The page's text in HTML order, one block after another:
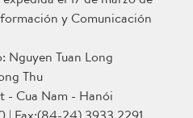
y Comunicación
Nguyen Tuan Long
Thu
- Cua Nam - Hanói